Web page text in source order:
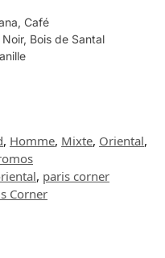
Café
Bois de Santal
, Homme, Mixte, Oriental,
, paris corner
Corner